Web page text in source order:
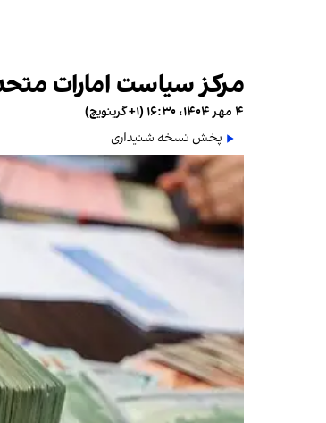
مرکز سیاست امارات
۴ مهر ۱۴۰۴، ۱۶:۳۰ (‎+۱ گرینویچ)
پخش نسخه شنیداری